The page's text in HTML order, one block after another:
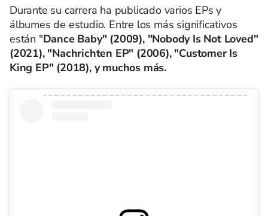
Durante su carrera ha publicado varios EPs y
álbumes de estudio. Entre los más significativos
están "Dance Baby" (2009), "Nobody Is Not Loved"
(2021), "Nachrichten EP" (2006), "Customer Is
King EP" (2018), y muchos más.